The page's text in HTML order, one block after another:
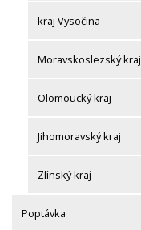
kraj Vysočina
Moravskoslezský kraj
Olomoucký kraj
Jihomoravský kraj
Zlínský kraj
Poptávka